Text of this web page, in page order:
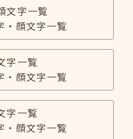
文字一覧
・顔文字一覧
字一覧
・顔文字一覧
字一覧
・顔文字一覧